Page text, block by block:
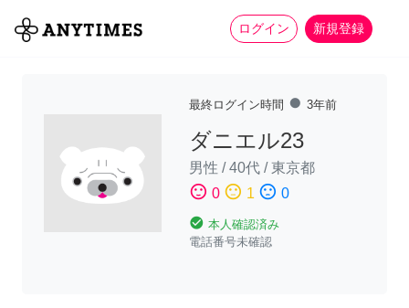
ログイン 新規登録
全て 家事 more_horiz
最終ログイン時間 fiber_manual_record 3年前
ダニエル23
男性 /40代 /東京都
sentiment_satisfied 0 sentiment_neutral 1 sentiment_dissatisfied 0
check_circle 本人確認済み
電話番号未確認